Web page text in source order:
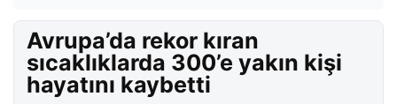
Avrupa’da rekor kıran
sıcaklıklarda 300’e yakın kişi
hayatını kaybetti